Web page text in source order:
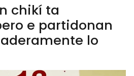
chikí ta
e partidonan
lo